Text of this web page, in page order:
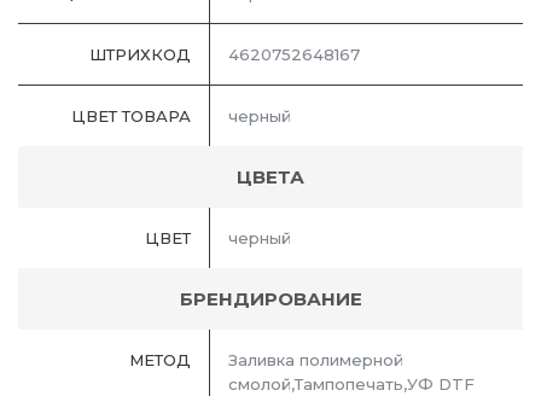
ШТРИХКОД 4620752648167
ЦВЕТ ТОВАРА черный
ЦВЕТА
ЦВЕТ черный
БРЕНДИРОВАНИЕ
МЕТОД
Заливка полимерной
смолой,Тампопечать,УФ DTF